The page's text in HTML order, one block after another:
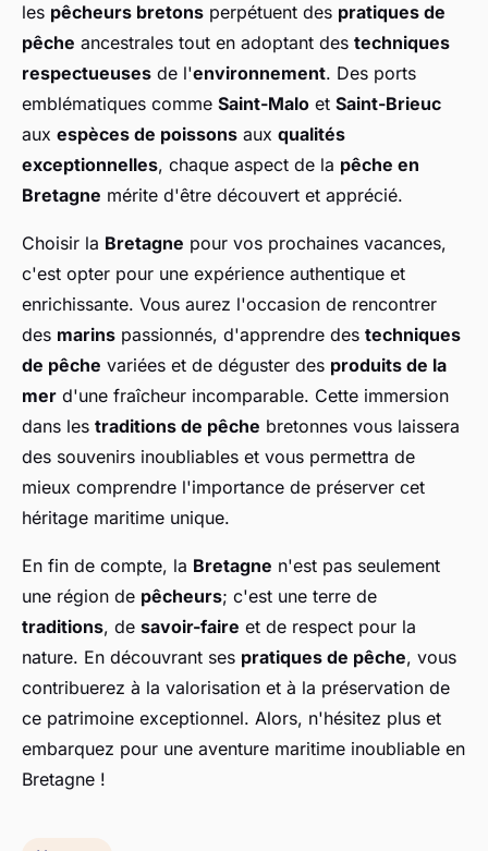
les pêcheurs bretons perpétuent des pratiques de
pêche ancestrales tout en adoptant des techniques
respectueuses de l'environnement. Des ports
emblématiques comme Saint-Malo et Saint-Brieuc
aux espèces de poissons aux qualités
exceptionnelles, chaque aspect de la pêche en
Bretagne mérite d'être découvert et apprécié.
Choisir la Bretagne pour vos prochaines vacances,
c'est opter pour une expérience authentique et
enrichissante. Vous aurez l'occasion de rencontrer
des marins passionnés, d'apprendre des techniques
de pêche variées et de déguster des produits de la
mer d'une fraîcheur incomparable. Cette immersion
dans les traditions de pêche bretonnes vous laissera
des souvenirs inoubliables et vous permettra de
mieux comprendre l'importance de préserver cet
héritage maritime unique.
En fin de compte, la Bretagne n'est pas seulement
une région de pêcheurs; c'est une terre de
traditions, de savoir-faire et de respect pour la
nature. En découvrant ses pratiques de pêche, vous
contribuerez à la valorisation et à la préservation de
ce patrimoine exceptionnel. Alors, n'hésitez plus et
embarquez pour une aventure maritime inoubliable en
Bretagne !